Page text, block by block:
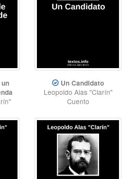
Un Candidato
Leopoldo Alas "Clarín"
Cuento